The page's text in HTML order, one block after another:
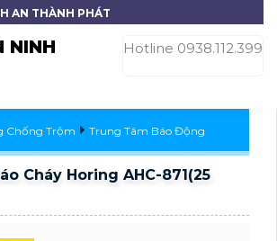
AN THÀNH PHÁT
NINH Hotline 0938.112.399
Chống Trộm Trung Tâm Báo Động
Cháy Horing AHC-871(25